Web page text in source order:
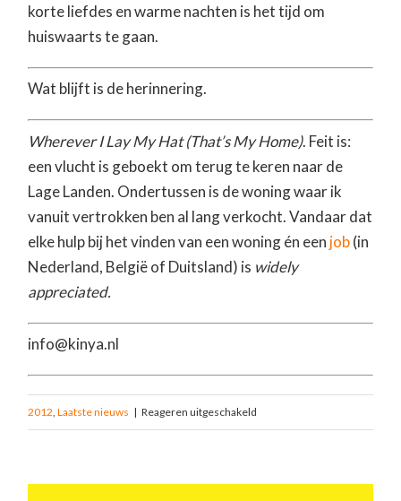
korte liefdes en warme nachten is het tijd om
huiswaarts te gaan.
Wat blijft is de herinnering.
Wherever I Lay My Hat (That’s My Home). Feit is:
een vlucht is geboekt om terug te keren naar de
Lage Landen. Ondertussen is de woning waar ik
vanuit vertrokken ben al lang verkocht. Vandaar dat
elke hulp bij het vinden van een woning én een job(in
Nederland, België of Duitsland) is widely
appreciated.
info@kinya.nl
2012, Laatste nieuws | Reageren uitgeschakeld